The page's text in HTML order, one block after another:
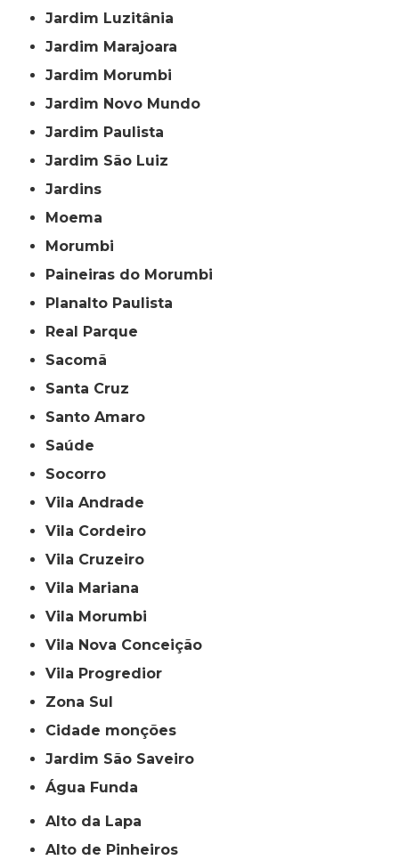
Jardim Luzitânia
Jardim Marajoara
Jardim Morumbi
Jardim Novo Mundo
Jardim Paulista
Jardim São Luiz
Jardins
Moema
Morumbi
Paineiras do Morumbi
Planalto Paulista
Real Parque
Sacomã
Santa Cruz
Santo Amaro
Saúde
Socorro
Vila Andrade
Vila Cordeiro
Vila Cruzeiro
Vila Mariana
Vila Morumbi
Vila Nova Conceição
Vila Progredior
Zona Sul
cidade monções
jardim São Saveiro
Água Funda
Alto da Lapa
Alto de Pinheiros